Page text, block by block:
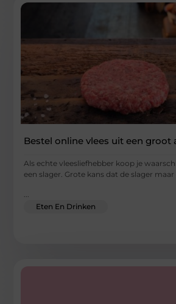
Bestel online vlees uit een groot
Als echte vleesliefhebber koop je
een slager. Grote kans dat de slager maar
Eten En Drinken